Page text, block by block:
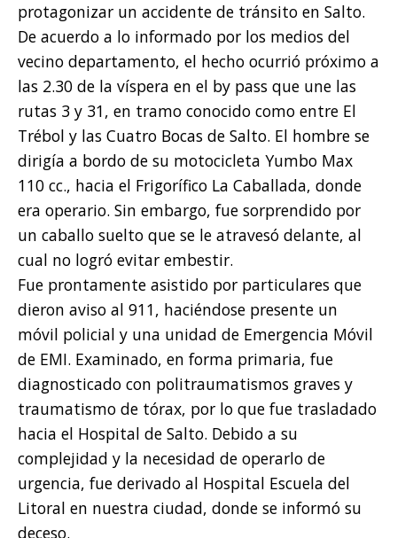
protagonizar un accidente de tránsito en Salto.
De acuerdo a lo informado por los medios del
vecino departamento, el hecho ocurrió próximo a
las 2.30 de la víspera en el by pass que une las
rutas 3 y 31, en tramo conocido como entre El
Trébol y las Cuatro Bocas de Salto. El hombre se
dirigía a bordo de su motocicleta Yumbo Max
110 cc., hacia el Frigorífico La Caballada, donde
era operario. Sin embargo, fue sorprendido por
un caballo suelto que se le atravesó delante, al
cual no logró evitar embestir.
Fue prontamente asistido por particulares que
dieron aviso al 911, haciéndose presente un
móvil policial y una unidad de Emergencia Móvil
de EMI. Examinado, en forma primaria, fue
diagnosticado con politraumatismos graves y
traumatismo de tórax, por lo que fue trasladado
hacia el Hospital de Salto. Debido a su
complejidad y la necesidad de operarlo de
urgencia, fue derivado al Hospital Escuela del
Litoral en nuestra ciudad, donde se informó su
deceso.